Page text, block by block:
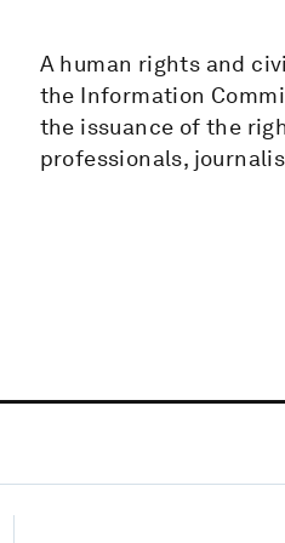
A human rights and
the Information
the issuance of the
professionals,